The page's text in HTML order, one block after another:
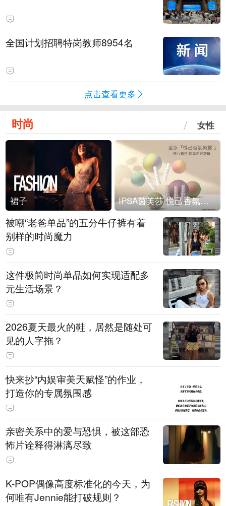
全国计划招聘特岗教师8954名
点击查看更多
时尚 女性
裙子 IPSA茵芙莎 悦己香氛凝露上市
被嘲“老爸单品”的五分牛仔裤有着
别样的时尚魔力
这件极简时尚单品如何实现适配多
元生活场景？
2026夏天最火的鞋，居然是随处可
见的人字拖？
快来抄“内娱审美天赋怪”的作业，
打造你的专属氛围感
亲密关系中的爱与恐惧，被这部恐
怖片诠释得淋漓尽致
K-POP偶像高度标准化的今天，为
何唯有Jennie能打破规则？